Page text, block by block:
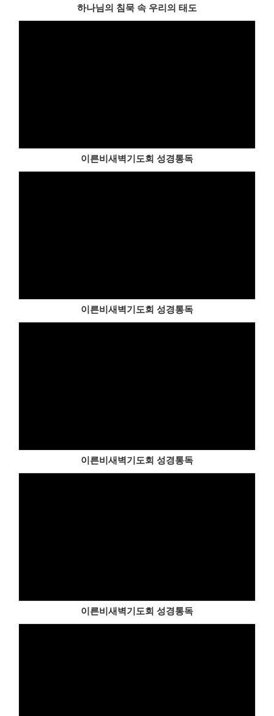
하나님의 침묵 속 우리의 태도
이른비새벽기도회 성경통독
이른비새벽기도회 성경통독
이른비새벽기도회 성경통독
이른비새벽기도회 성경통독